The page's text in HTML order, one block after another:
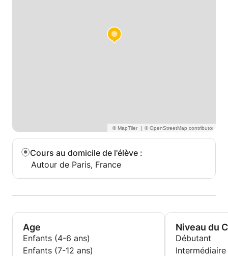
|
Cours au domicile de l'élève :
Autour de Paris, France
Age
Enfants (4-6 ans)
Enfants (7-12 ans)
Niveau du
Débutant
Intermédiaire